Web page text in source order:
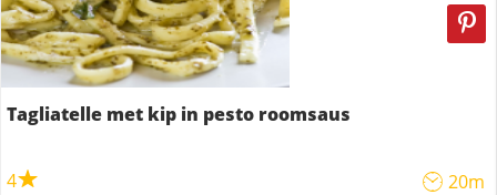
Tagliatelle met kip in pesto roomsaus
4 20m